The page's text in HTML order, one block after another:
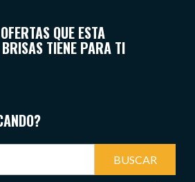
QUE ESTA
TIENE PARA TI